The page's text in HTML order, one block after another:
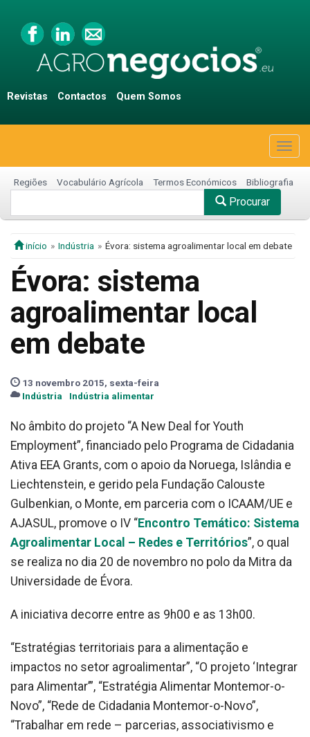
Revistas Contactos Quem Somos
Regiões Vocabulário Agrícola Termos Económicos Bibliografia
Procurar
início Indústria Évora: sistema agroalimentar local em debate
Évora: sistema
agroalimentar local
em debate
13 novembro 2015, sexta-feira
Indústria
Indústria alimentar
No âmbito do projeto “A New Deal for Youth
Employment”, financiado pelo Programa de Cidadania
Ativa EEA Grants, com o apoio da Noruega, Islândia e
Liechtenstein, e gerido pela Fundação Calouste
Gulbenkian, o Monte, em parceria com o ICAAM/UE e
AJASUL, promove o IV “Encontro Temático: Sistema
Agroalimentar Local – Redes e Territórios”, o qual
se realiza no dia 20 de novembro no polo da Mitra da
Universidade de Évora.
A iniciativa decorre entre as 9h00 e as 13h00.
“Estratégias territoriais para a alimentação e
impactos no setor agroalimentar”, “O projeto ‘Integrar
para Alimentar’”, “Estratégia Alimentar Montemor-o-
Novo”, “Rede de Cidadania Montemor-o-Novo”,
“Trabalhar em rede – parcerias, associativismo e